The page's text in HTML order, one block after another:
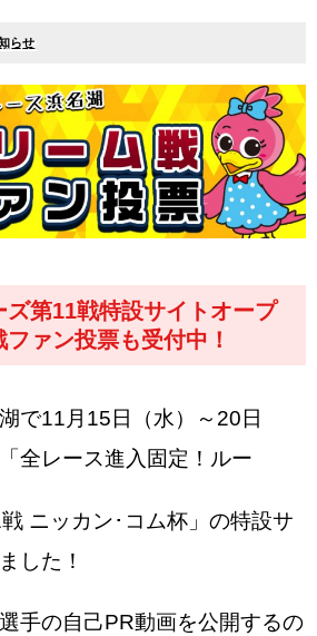
らせ
ズ第11戦特設サイトオープ
ァン投票も受付中！
で11月15日（水）～20日
全レース進入固定！ルー
ニッカン･コム杯」の特設サ
した！
手の自己PR動画を公開するの